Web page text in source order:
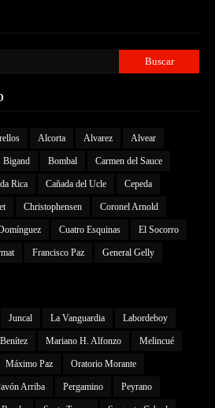
Alcorta Alvarez Alvear
Bigand Bombal Carmen del Sauce
Rica Cañada del Ucle Cepeda
Christophensen Coronel Arnold
Cuatro Esquinas El Socorro
Francisco Paz General Gelly
Juncal La Vanguardia Labordeboy
Mariano H. Alfonzo Melincué
Máximo Paz Oratorio Morante
Arriba Pergamino Peyrano